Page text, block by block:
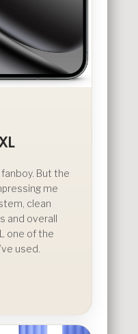
fanboy. But the
me
clean
and overall
one of the
used.